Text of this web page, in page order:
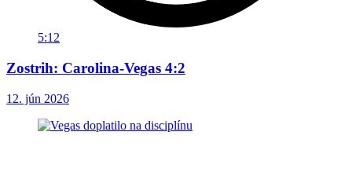
5:12
Zostrih: Carolina-Vegas 4:2
12. jún 2026